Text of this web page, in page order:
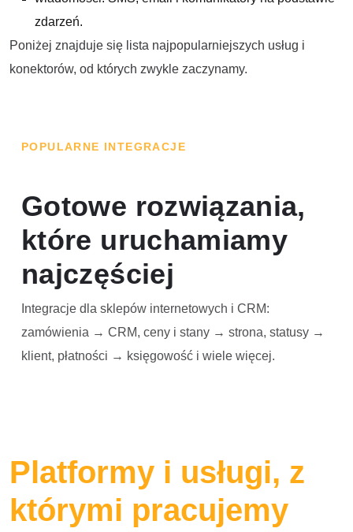
zdarzeń.
Poniżej znajduje się lista najpopularniejszych usług i
konektorów, od których zwykle zaczynamy.
POPULARNE INTEGRACJE
Gotowe rozwiązania,
które uruchamiamy
najczęściej
Integracje dla sklepów internetowych i CRM:
zamówienia → CRM, ceny i stany → strona, statusy →
klient, płatności → księgowość i wiele więcej.
Platformy i usługi, z
którymi pracujemy